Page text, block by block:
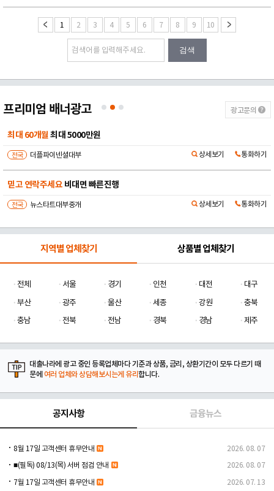
1 2 3 4 5 6 7 8 9 10
검색
프리미엄 배너광고 광고문의
최대 60개월 최대 5000만원
전국 더플파이넨셜대부 상세보기 통화하기
믿고 연락주세요 비대면 빠른진행
전국 뉴스타트대부중개 상세보기 통화하기
지역별 업체찾기 상품별 업체찾기
전체 서울 경기 인천 대전
대구
부산
광주 울산 세종 강원
충북
충남
전북 전남 경북 경남 제주
대출나라에 광고 중인 등록업체마다 기준과 상품, 금리, 상환기간이 모두 다르기 때
문에 여러 업체와 상담해보시는게 유리합니다.
공지사항 금융뉴스
8월 17일 고객센터 휴무안내 2026. 08. 07
■(필독) 08/13(목) 서버 점검 안내 2026. 08. 07
7월 17일 고객센터 휴무안내 2026. 07. 13